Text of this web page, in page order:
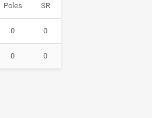
Poles SR
0 0
0 0